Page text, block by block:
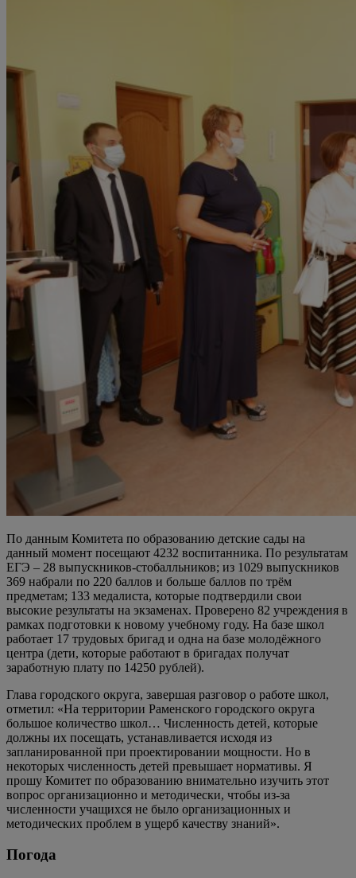
По данным Комитета по образованию детские сады на
данный момент посещают 4232 воспитанника. По результатам
ЕГЭ – 28 выпускников-стобалльников; из 1029 выпускников
369 набрали по 220 баллов и больше баллов по трём
предметам; 133 медалиста, которые подтвердили свои
высокие результаты на экзаменах. Проверено 82 учреждения в
рамках подготовки к новому учебному году. На базе школ
работает 17 трудовых бригад и одна на базе молодёжного
центра (дети, которые работают в бригадах получат
заработную плату по 14250 рублей).
Глава городского округа, завершая разговор о работе школ,
отметил: «На территории Раменского городского округа
большое количество школ… Численность детей, которые
должны их посещать, устанавливается исходя из
запланированной при проектировании мощности. Но в
некоторых численность детей превышает нормативы. Я
прошу Комитет по образованию внимательно изучить этот
вопрос организационно и методически, чтобы из-за
численности учащихся не было организационных и
методических проблем в ущерб качеству знаний».
Погода